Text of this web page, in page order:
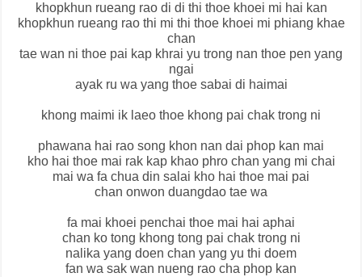
khopkhun rueang rao di di thi thoe khoei mi hai kan
khopkhun rueang rao thi mi thi thoe khoei mi phiang khae
chan
tae wan ni thoe pai kap khrai yu trong nan thoe pen yang
ngai
ayak ru wa yang thoe sabai di haimai
khong maimi ik laeo thoe khong pai chak trong ni
phawana hai rao song khon nan dai phop kan mai
kho hai thoe mai rak kap khao phro chan yang mi chai
mai wa fa chua din salai kho hai thoe mai pai
chan onwon duangdao tae wa
fa mai khoei penchai thoe mai hai aphai
chan ko tong khong tong pai chak trong ni
nalika yang doen chan yang yu thi doem
fan wa sak wan nueng rao cha phop kan